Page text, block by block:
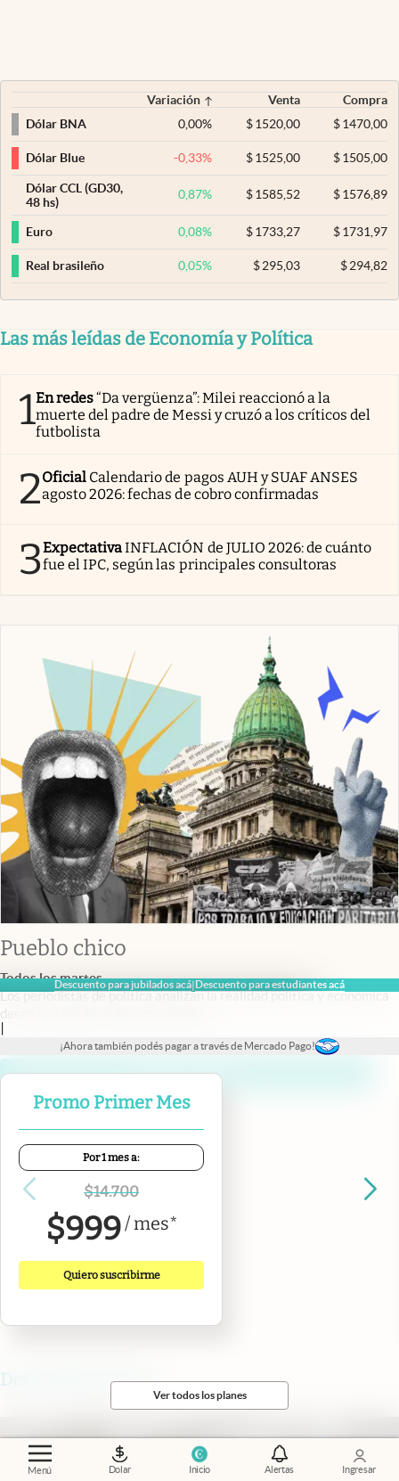
Menú Dolar Inicio Alertas Ingresar
Descuento para jubilados acá|Descuento para estudiantes acá
|
¡Ahora también podés pagar a través de Mercado Pago!
Promo Primer Mes
Por 1 mes a:
$14.700
$999/mes*
Quiero suscribirme
Ver todos los planes
Variación Venta
Compra
Dólar BNA
0,00% $ 1520,00 $1470,00
Dólar Blue -0,33% $ 1525,00 $1505,00
Dólar CCL (GD30,
48 hs)
0,87% $ 1585,52 $1576,89
Euro 0,08% $ 1733,27 $1731,97
Real brasileño 0,05% $ 295,03 $294,82
Las más leídas de Economía y Política
1En redes“Da vergüenza”: Milei reaccionó a la
muerte del padre de Messi y cruzó a los críticos del
futbolista
2Oficial Calendario de pagos AUH y SUAF ANSES
agosto 2026: fechas de cobro confirmadas
3ExpectativaINFLACIÓN de JULIO 2026: de cuánto
fue el IPC, según las principales consultoras
Pueblo chico
Todos los martes
Los periodistas de política analizan la realidad política y económica
Recibir newsletter
Destacadas de hoy